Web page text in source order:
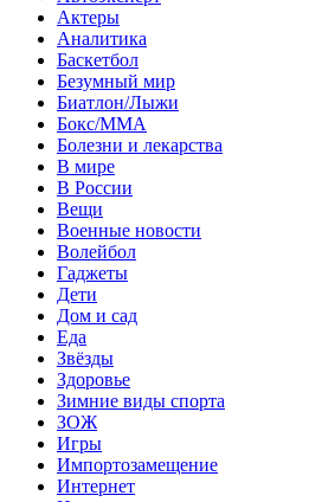
Актеры
Аналитика
Баскетбол
Безумный мир
Биатлон/Лыжи
Бокс/MMA
Болезни и лекарства
В мире
В России
Вещи
Военные новости
Волейбол
Гаджеты
Дети
Дом и сад
Еда
Звёзды
Здоровье
Зимние виды спорта
ЗОЖ
Игры
Импортозамещение
Интернет